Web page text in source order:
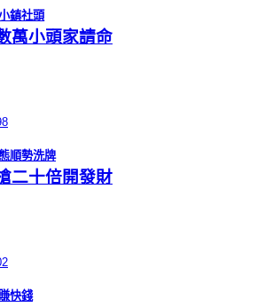
鎮社頭
萬小頭家請命
順勢洗牌
二十倍開發財
快錢